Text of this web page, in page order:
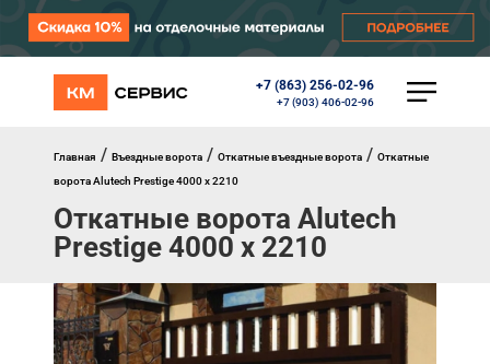
+7 (863) 256-02-96
+7 (903) 406-02-96
КАТАЛОГ
Перегрузочное оборудование
Уличные калитки
Шлагбаумы
Противопожарные ворота
Противопожарные шторы
Внешняя солнцезащита
Комплектующие
Главная / Въездные ворота / Откатные въездные ворота / Откатные
ворота Alutech Prestige 4000 х 2210
Откатные ворота Alutech
Prestige 4000 х 2210